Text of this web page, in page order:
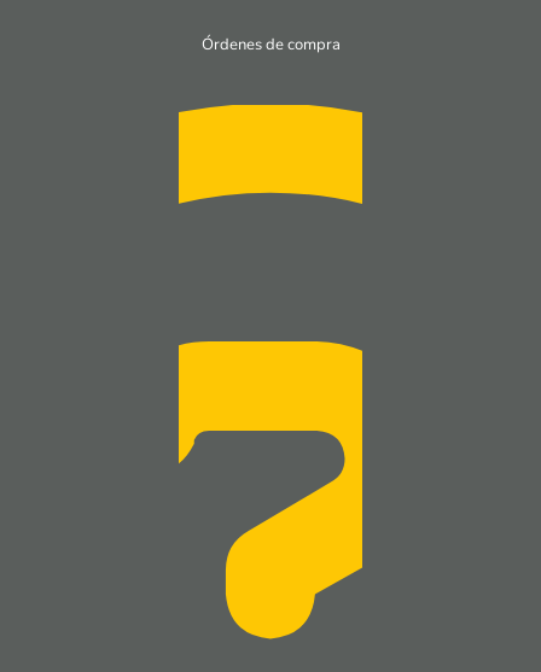
Órdenes de compra